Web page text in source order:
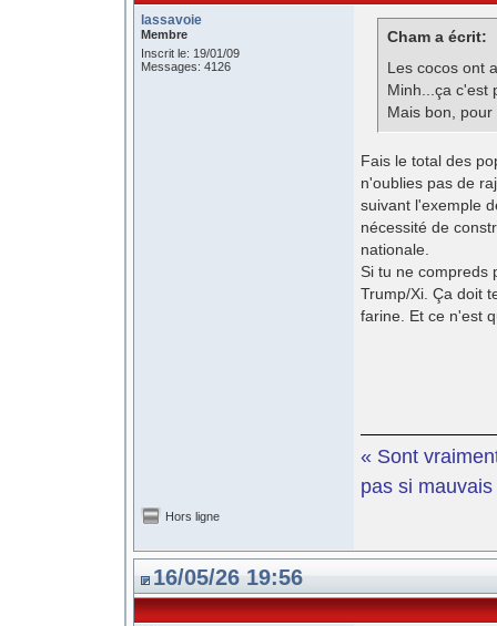
lassavoie
Membre
Inscrit le: 19/01/09
Messages: 4126
Cham a écrit:
Les cocos ont
Minh...ça c'est
Mais bon,
Fais le total des
n'oublies pas de
suivant l'exemple
nécessité de
nationale.
Si tu ne compreds
Trump/Xi. Ça doit
farine. Et ce n'est
« Sont
pas si
Hors ligne
16/05/26 19:56